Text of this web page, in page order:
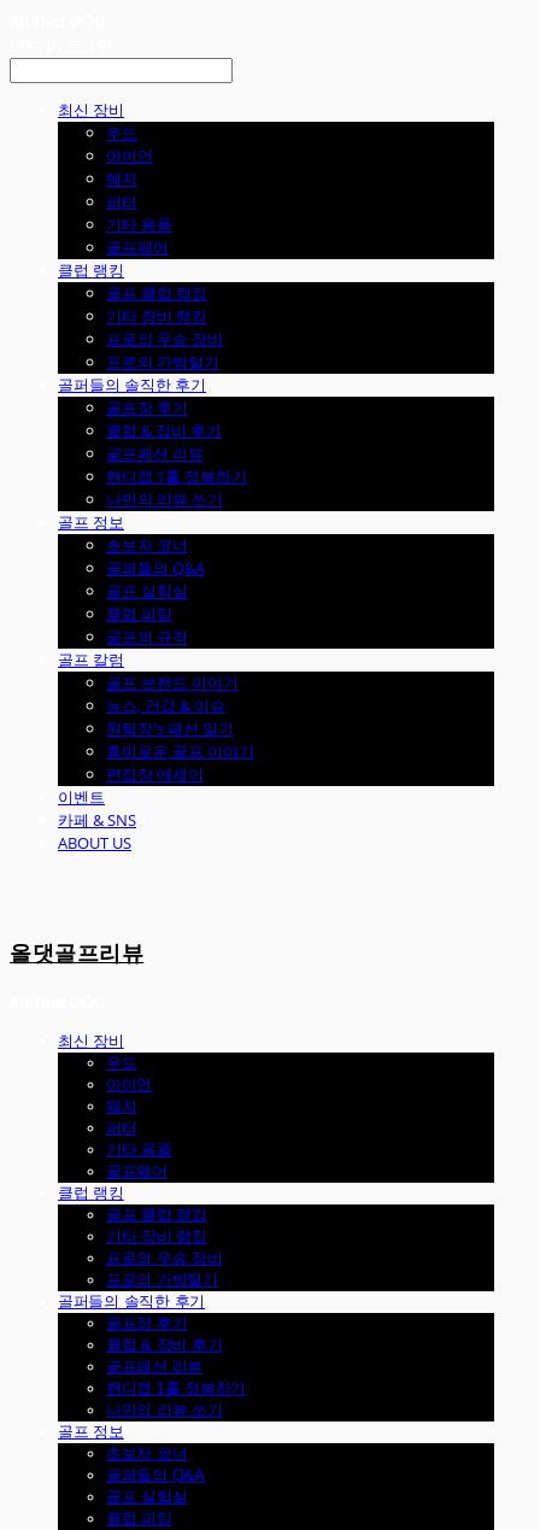
최신 장비
우드
아이언
웨지
퍼터
기타 용품
골프웨어
클럽 랭킹
골프 클럽 랭킹
기타 장비 랭킹
프로의 우승 장비
프로의 가방털기
골퍼들의 솔직한 후기
골프장 후기
클럽 & 장비 후기
골프패션 리뷰
핸디캡 1홀 정복하기
나만의 리뷰 쓰기
골프 정보
초보자 코너
골퍼들의 Q&A
골프 실험실
클럽 피팅
골프의 규칙
골프 칼럼
골프 브랜드 이야기
뉴스, 건강 & 이슈
원팀장's 패션 일기
흥미로운 골프 이야기
편집장 에세이
이벤트
카페 & SNS
ABOUT US
올댓골프리뷰
최신 장비
우드
아이언
웨지
퍼터
기타 용품
골프웨어
클럽 랭킹
골프 클럽 랭킹
기타 장비 랭킹
프로의 우승 장비
프로의 가방털기
골퍼들의 솔직한 후기
골프장 후기
클럽 & 장비 후기
골프패션 리뷰
핸디캡 1홀 정복하기
나만의 리뷰 쓰기
골프 정보
초보자 코너
골퍼들의 Q&A
골프 실험실
클럽 피팅